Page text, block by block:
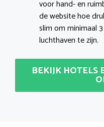
voor hand- en
de website hoe
slim om minimaal
luchthaven te zijn.
BEKIJK HOTELS